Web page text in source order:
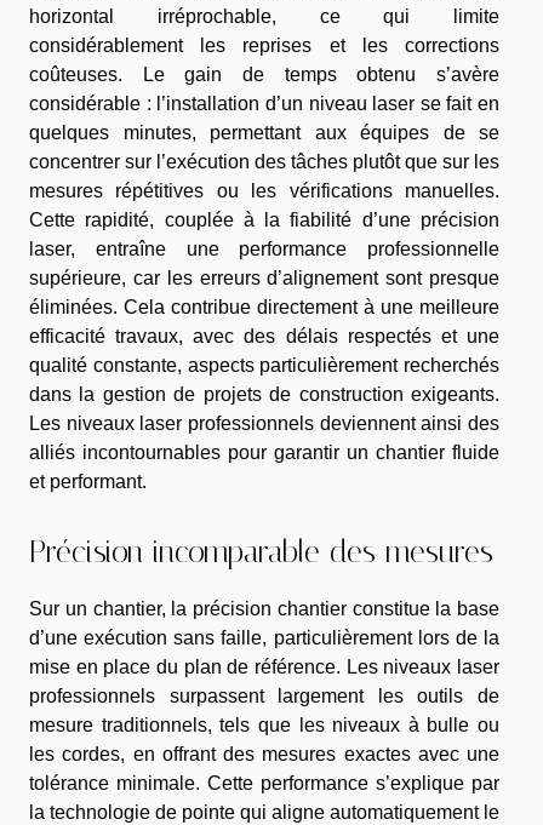
horizontal irréprochable, ce qui limite
considérablement les reprises et les corrections
coûteuses. Le gain de temps obtenu s’avère
considérable : l’installation d’un niveau laser se fait en
quelques minutes, permettant aux équipes de se
concentrer sur l’exécution des tâches plutôt que sur les
mesures répétitives ou les vérifications manuelles.
Cette rapidité, couplée à la fiabilité d’une précision
laser, entraîne une performance professionnelle
supérieure, car les erreurs d’alignement sont presque
éliminées. Cela contribue directement à une meilleure
efficacité travaux, avec des délais respectés et une
qualité constante, aspects particulièrement recherchés
dans la gestion de projets de construction exigeants.
Les niveaux laser professionnels deviennent ainsi des
alliés incontournables pour garantir un chantier fluide
et performant.
Précision incomparable des mesures
Sur un chantier, la précision chantier constitue la base
d’une exécution sans faille, particulièrement lors de la
mise en place du plan de référence. Les niveaux laser
professionnels surpassent largement les outils de
mesure traditionnels, tels que les niveaux à bulle ou
les cordes, en offrant des mesures exactes avec une
tolérance minimale. Cette performance s’explique par
la technologie de pointe qui aligne automatiquement le